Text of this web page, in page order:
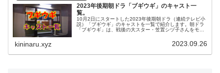
2023年後期朝ドラ「ブギウギ」のキャスト一
覧。
10月2日にスタートした2023年後期朝ドラ（連続テレビ小
説）「ブギウギ」のキャストを一覧で紹介します。朝ドラ
「ブギウギ」は、戦後の大スター・笠置シヅ子さんをモデ
kininaru.xyz 2023.09.26